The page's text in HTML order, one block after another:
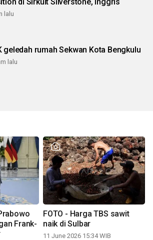
lalu
geledah rumah Sekwan Kota Bengkulu
lalu
Frank-
FOTO - Harga TBS sawit
naik di Sulbar
11 June 2026 15:34 WIB